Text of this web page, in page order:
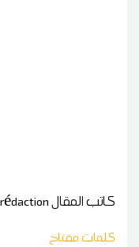
كاتب المقال
كلمات مفتاح